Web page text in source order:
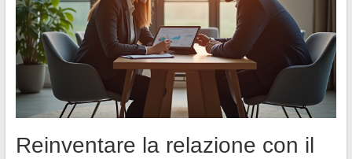
Reinventare la relazione con il